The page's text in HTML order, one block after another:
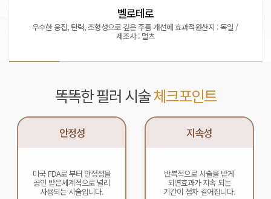
벨로테로
우수한 응집, 탄력, 조형성으로 깊은 주름 개선에 효과적원산지 : 독일 /
제조사 : 멀츠
똑똑한 필러 시술체크포인트
안정성
미국 FDA로 부터 안정성을
공인 받은세계적으로 널리
사용되는 시술입니다.
지속성
반복적으로 시술을 받게
되면효과가 지속 되는
기간이 점차 길어집니다.